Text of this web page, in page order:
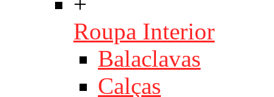
Roupa Interior
Balaclavas
Calças